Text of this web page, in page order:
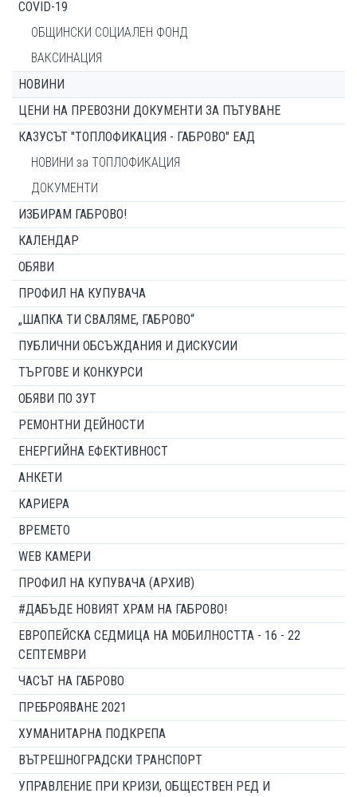
COVID-19
ОБЩИНСКИ СОЦИАЛЕН ФОНД
ВАКСИНАЦИЯ
НОВИНИ
ЦЕНИ НА ПРЕВОЗНИ ДОКУМЕНТИ ЗА ПЪТУВАНЕ
КАЗУСЪТ "ТОПЛОФИКАЦИЯ - ГАБРОВО" ЕАД
НОВИНИ за ТОПЛОФИКАЦИЯ
ДОКУМЕНТИ
ИЗБИРАМ ГАБРОВО!
КАЛЕНДАР
ОБЯВИ
ПРОФИЛ НА КУПУВАЧА
„ШАПКА ТИ СВАЛЯМЕ, ГАБРОВО“
ПУБЛИЧНИ ОБСЪЖДАНИЯ И ДИСКУСИИ
ТЪРГОВЕ И КОНКУРСИ
ОБЯВИ ПО ЗУТ
РЕМОНТНИ ДЕЙНОСТИ
ЕНЕРГИЙНА ЕФЕКТИВНОСТ
АНКЕТИ
КАРИЕРА
ВРЕМЕТО
WEB КАМЕРИ
ПРОФИЛ НА КУПУВАЧА (АРХИВ)
#ДАБЪДЕ НОВИЯТ ХРАМ НА ГАБРОВО!
ЕВРОПЕЙСКА СЕДМИЦА НА МОБИЛНОСТТА - 16 - 22
СЕПТЕМВРИ
ЧАСЪТ НА ГАБРОВО
ПРЕБРОЯВАНЕ 2021
ХУМАНИТАРНА ПОДКРЕПА
ВЪТРЕШНОГРАДСКИ ТРАНСПОРТ
УПРАВЛЕНИЕ ПРИ КРИЗИ, ОБЩЕСТВЕН РЕД И